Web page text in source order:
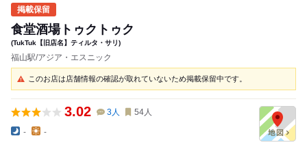
食堂酒場トゥクトゥク
(TukTuk【旧店名】ティルタ・サリ)
福山駅/アジア・エスニック
このお店は店舗情報の確認が取れていないため掲載保留中です。
3.02 3人 54人
- -